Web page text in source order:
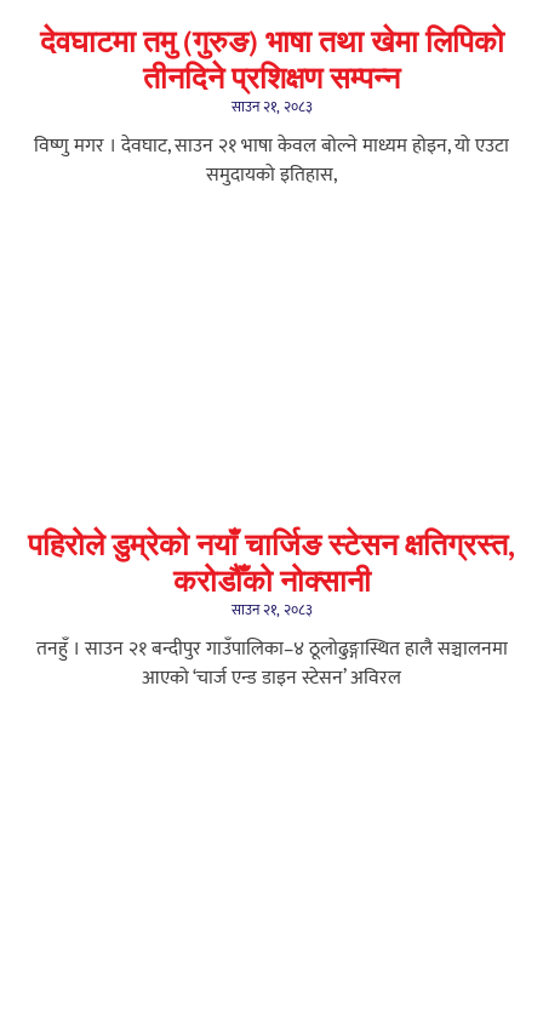
देवघाटमा तमु (गुरुङ) भाषा तथा खेमा लिपिको
तीनदिने प्रशिक्षण सम्पन्न
साउन २१, २०८३
विष्णु मगर । देवघाट, साउन २१ भाषा केवल बोल्ने माध्यम होइन, यो एउटा
समुदायको इतिहास,
पहिरोले डुम्रेको नयाँ चार्जिङ स्टेसन क्षतिग्रस्त,
करोडौँको नोक्सानी
साउन २१, २०८३
तनहुँ । साउन २१ बन्दीपुर गाउँपालिका–४ ठूलोढुङ्गास्थित हालै सञ्चालनमा
आएको ‘चार्ज एन्ड डाइन स्टेसन’ अविरल